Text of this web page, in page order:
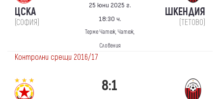
ЦСКА
(СОФИЯ)
25 юни 2025 г.
18:30 ч.
Терме Чатеж, Чатеж,
Словения
ШКЕНДИЯ
(ТЕТОВО)
Контролни срещи 2016/17
8:1